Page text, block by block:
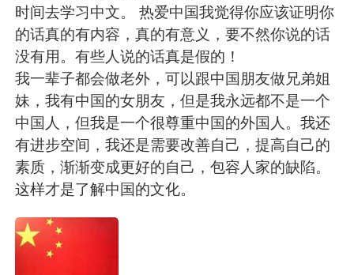
Indonesia Italiano
Türkçe Tiếng Việt
Português
时间去学习中文。 热爱中国我觉得你应该证明你
的话真的有内容，真的有意义，要不然你说的话
没有用。有些人说的话真是假的！
我一辈子都会做老外，可以跟中国朋友做兄弟姐
妹，我有中国的女朋友，但是我永远都不是一个
中国人，但我是一个很尊重中国的外国人。我还
有进步空间，我还是需要改善自己，提高自己的
素质，渐渐变成更好的自己，包容人家的缺陷。
这样才是了解中国的文化。